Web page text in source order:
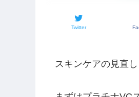
Twitter
スキンケアの見直